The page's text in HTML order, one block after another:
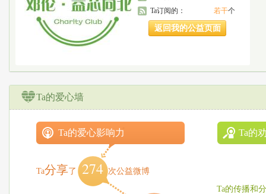
若干个
Ta订阅的：
返回我的公益页面
Ta的爱心墙
Ta的爱心影响力
Ta分享了 274 次公益微博
Ta的
Ta的传播和